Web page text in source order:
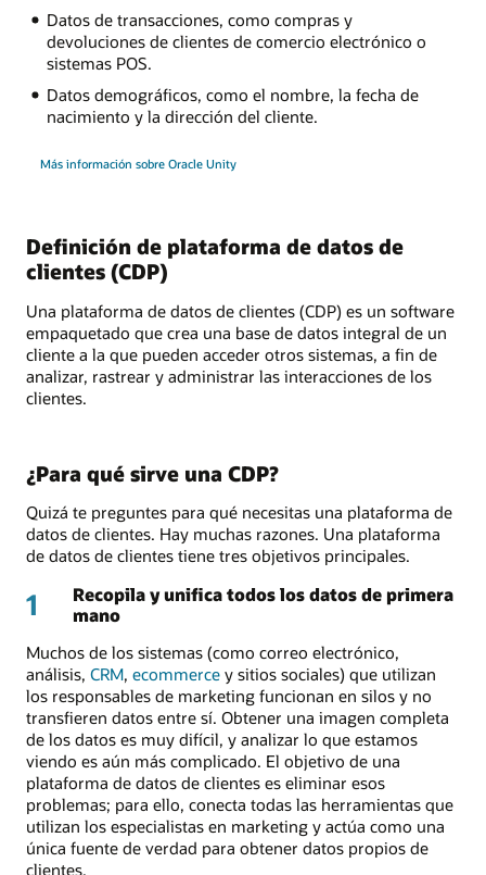
Datos de transacciones, como compras y
devoluciones de clientes de comercio electrónico o
sistemas POS.
Datos demográficos, como el nombre, la fecha de
nacimiento y la dirección del cliente.
Más información sobre Oracle Unity
Definición de plataforma de datos de
clientes (CDP)
Una plataforma de datos de clientes (CDP) es un software
empaquetado que crea una base de datos integral de un
cliente a la que pueden acceder otros sistemas, a fin de
analizar, rastrear y administrar las interacciones de los
clientes.
¿Para qué sirve una CDP?
Quizá te preguntes para qué necesitas una plataforma de
datos de clientes. Hay muchas razones. Una plataforma
de datos de clientes tiene tres objetivos principales.
1
Recopila y unifica todos los datos de primera
mano
Muchos de los sistemas (como correo electrónico,
análisis, CRM, ecommerce y sitios sociales) que utilizan
los responsables de marketing funcionan en silos y no
transfieren datos entre sí. Obtener una imagen completa
de los datos es muy difícil, y analizar lo que estamos
viendo es aún más complicado. El objetivo de una
plataforma de datos de clientes es eliminar esos
problemas; para ello, conecta todas las herramientas que
utilizan los especialistas en marketing y actúa como una
única fuente de verdad para obtener datos propios de
clientes.